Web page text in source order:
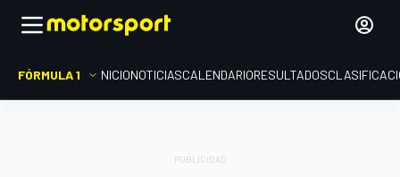
FÓRMULA 1 INICIONOTICIASCALENDARIORESULTADOS